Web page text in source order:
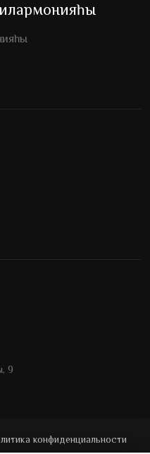
9
конфиденциальности